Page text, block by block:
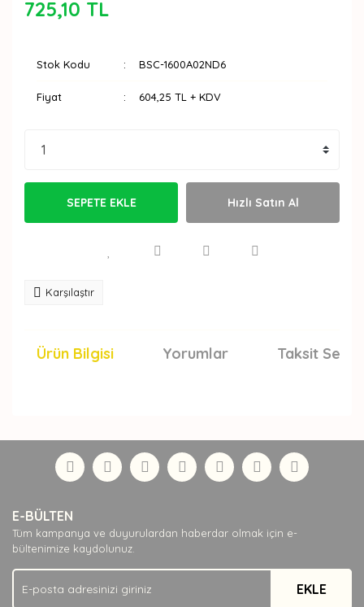
725,10 TL
Stok Kodu BSC-1600A02ND6
Fiyat 604,25 TL + KDV
SEPETE EKLE Hızlı Satın Al
Karşılaştır
Ürün Bilgisi Yorumlar Taksit
Yorum Yaz
formunu kullanarak tarafımıza iletebilirsiniz.
Görüş ve önerileriniz için teşekkür ederiz.
Ürün açıklamasında eksik bilgiler bulunuyor.
Ürün bilgilerinde hatalar bulunuyor.
Ürün fiyatı diğer sitelerden daha pahalı.
Bu ürüne benzer farklı alternatifler olmalı.
E-BÜLTEN
Tüm kampanya ve duyurulardan haberdar olmak için e-
bültenimize kaydolunuz.
EKLE